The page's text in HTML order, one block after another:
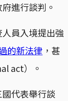
進行談判。
員入境提出強
的新法律 ，甚
act）。
代表舉行談